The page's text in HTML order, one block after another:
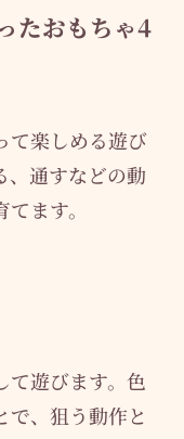
たおもちゃ4
て楽しめる遊び
、通すなどの動
ます。
て遊びます。色
で、狙う動作と